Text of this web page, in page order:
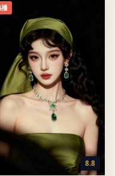
8.8